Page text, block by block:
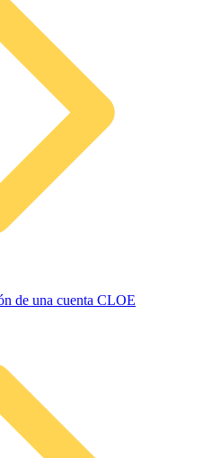
de una cuenta CLOE